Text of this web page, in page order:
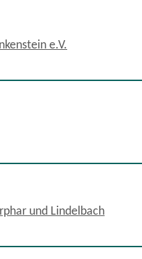
e.V.
und Lindelbach